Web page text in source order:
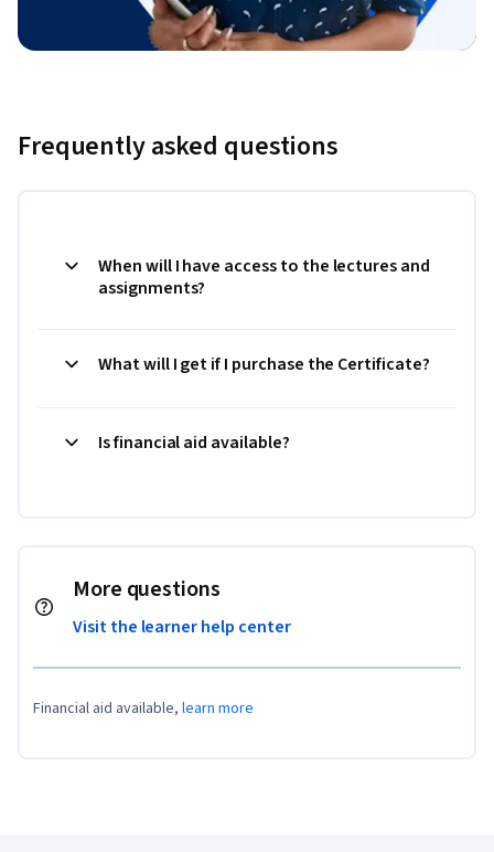
Frequently asked questions
When will I have access to the lectures and
assignments?
What will I get if I purchase the Certificate?
Is financial aid available?
More questions
Visit the learner help center
Financial aid available, learn more